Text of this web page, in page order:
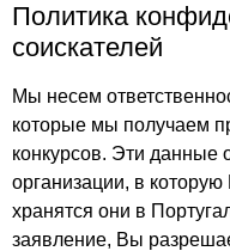
Политика
соискателей
Мы несем
которые мы получаем
конкурсов. Эти данные
организации, в
хранятся они в
заявление, Вы